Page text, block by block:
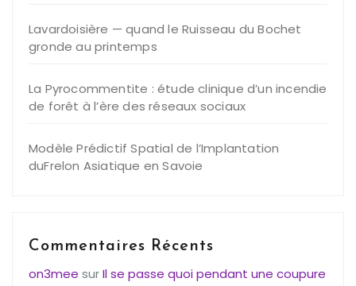
Lavardoisière — quand le Ruisseau du Bochet
gronde au printemps
La Pyrocommentite : étude clinique d’un incendie
de forêt à l’ère des réseaux sociaux
Modèle Prédictif Spatial de l’Implantation
duFrelon Asiatique en Savoie
Commentaires Récents
on3mee surIl se passe quoi pendant une coupure